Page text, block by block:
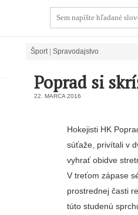
Šport Spravodajstvo
Poprad si
22. MARCA 2016
Hokejisti HK
súťaže, privítali v
vyhrať obidve
V treťom zápase
prostrednej časti
túto studenú